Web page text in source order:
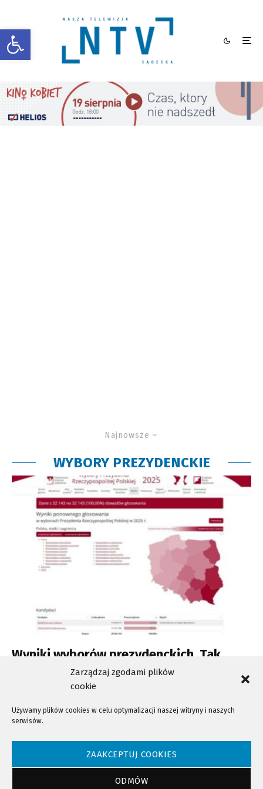
Otwórz pasek narzędzi
Zarządzaj zgodami plików
cookie
Używamy plików cookies w celu optymalizacji naszej witryny i naszych
serwisów.
ZAAKCEPTUJ COOKIES
ODMÓW
Najnowsze
WYBORY PREZYDENCKIE
Wyniki wyborów prezydenckich. Tak
głosowali mieszkańcy Sądecczyzny.
NTV - Nasza Telewizja Sądecka © 2023 Wszystkie prawa zastrzeżone!